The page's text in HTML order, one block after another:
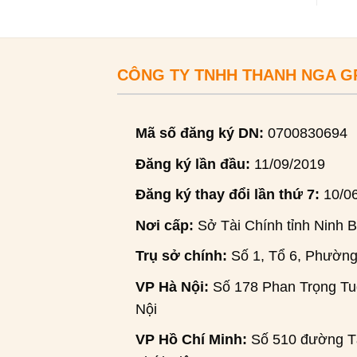
CÔNG TY TNHH THANH NGA
Mã số đăng ký DN: 0700830694
Đăng ký lần đầu: 11/09/2019
Đăng ký thay đổi lần thứ 7: 10/
Nơi cấp: Sở Tài Chính tỉnh Ninh
Trụ sở chính: Số 1, Tổ 6,
VP Hà Nội: Số 178 Phan Trọng
Nội
VP Hồ Chí Minh: Số 510 đường